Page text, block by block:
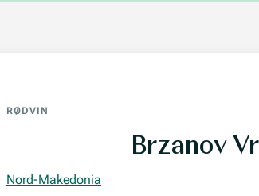
RØDVIN
Brzanov
Nord-Makedonia